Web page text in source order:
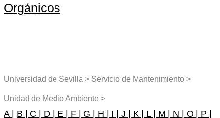
Orgánicos
Universidad de Sevilla > Servicio de Mantenimiento >
Unidad de Medio Ambiente >
A | B | C | D | E | F | G | H | I | J | K | L | M | N | O | P |